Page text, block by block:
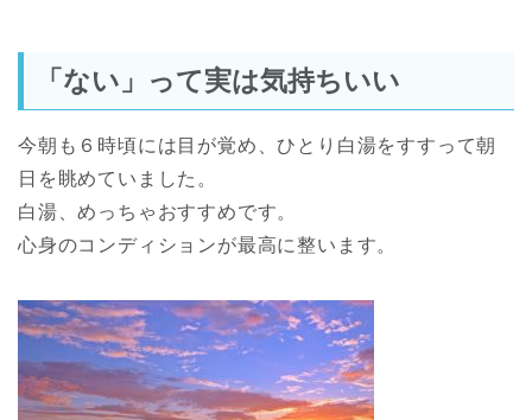
「ない」って実は気持ちいい
今朝も６時頃には目が覚め、ひとり白湯をすすって朝
日を眺めていました。
白湯、めっちゃおすすめです。
心身のコンディションが最高に整います。